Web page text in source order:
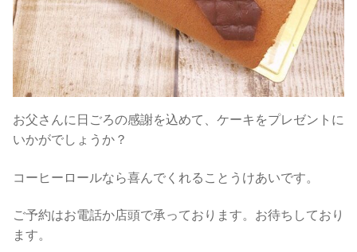
お父さんに日ごろの感謝を込めて、ケーキをプレゼントに
いかがでしょうか？
コーヒーロールなら喜んでくれることうけあいです。
ご予約はお電話か店頭で承っております。お待ちしており
ます。